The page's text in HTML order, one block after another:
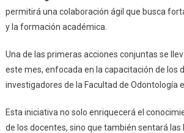
permitirá una colaboración ágil que busca
y la formación académica.
Una de las primeras acciones conjuntas se
este mes, enfocada en la capacitación de los
investigadores de la Facultad de Odontología
Esta iniciativa no solo enriquecerá el
de los docentes, sino que también sentará